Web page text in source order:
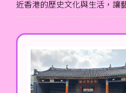
近香港的歷史文化與生活，